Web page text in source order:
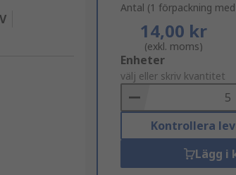
Antal (1 förpackning
14,00 kr
(exkl. moms)
Add
to
Basket
Enheter
välj eller skriv kvantitet
Kontrollera
Lägg i